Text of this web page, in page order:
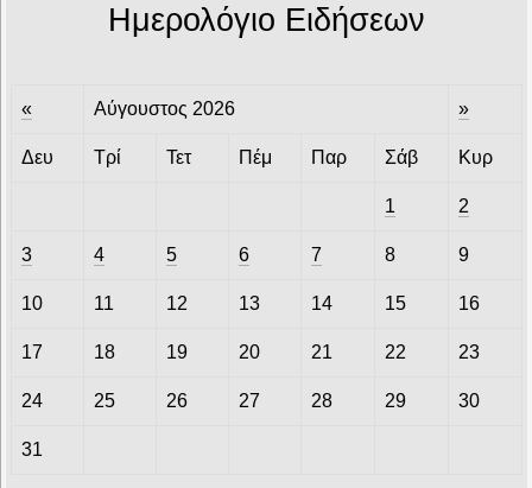
Ημερολόγιο Ειδήσεων
« Αύγουστος 2026 »
Δευ Τρί Τετ Πέμ Παρ Σάβ Κυρ
1 2
3 4 5 6 7 8 9
10 11 12 13 14 15 16
17 18 19 20 21 22 23
24 25 26 27 28 29 30
31